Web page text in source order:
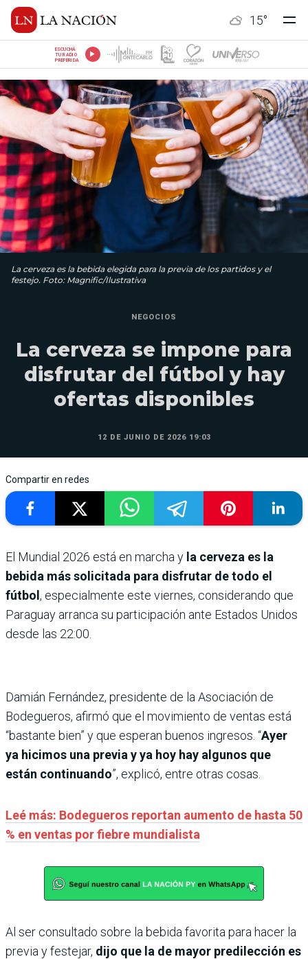
15°
ESCUCHÁ
TU RADIO
PREFERIDA
La cerveza es la bebida elegida para la previa de los partidos y el
festejo. Foto: Magnific/Ilustrativa
NEGOCIOS
La cerveza se impone para
disfrutar del fútbol y hay
ofertas disponibles
12 DE JUNIO DE 2026 19:03
Compartir en redes
El Mundial 2026 está en marcha y la cerveza es la
bebida más solicitada para disfrutar de todo el
fútbol, especialmente este viernes, considerando que
Paraguay arranca su participación ante Estados Unidos
desde las 22:00.
Damián Fernández, presidente de la Asociación de
Bodegueros, afirmó que el movimiento de ventas está
“bastante bien” y que esperan buenos ingresos. “Ayer
ya hicimos una previa y ya hoy hay algunos que
están continuando”, explicó, entre otras cosas.
Leé más: Bodegueros reportan aumento de hasta 50
% en ventas por fiebre mundialista
Al ser consultado sobre la bebida favorita para hacer la
previa y festejar, dijo que la de mayor predilección es